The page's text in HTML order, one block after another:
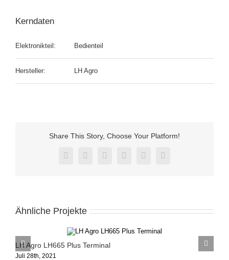
Kerndaten
Elektronikteil: Bedienteil
Hersteller: LH Agro
Share This Story, Choose Your Platform!
Facebook
X RedditLinkedInPinterestVk
Ähnliche Projekte
LH Agro LH665 Plus Terminal
Juli 28th, 2021